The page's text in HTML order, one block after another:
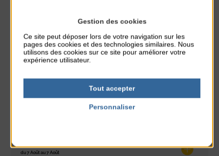
À noter aussi
Réveil musculaire
Plage du passous
Stretching
du 7 Août au 7 Août
Gestion des cookies
Ce site peut déposer lors de votre navigation sur les
pages des cookies et des technologies similaires. Nous
utilisons des cookies sur ce site pour améliorer votre
expérience utilisateur.
Tout accepter
Personnaliser